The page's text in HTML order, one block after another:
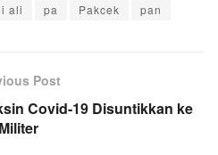
a
a
ali pa Pakcek pan
Post
Covid-19 Disuntikkan ke
Militer